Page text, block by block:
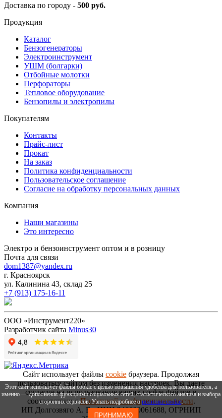
Доставка по городу - 500 руб.
Этот сайт использует файлы cookie с целью повышения удобства для пользователя, а
именно — дополнения функциями социальных сетей, статистического анализа и выбора
сторонних сервисов. Узнать подробнее ополитике cookie.
ПРИНИМАЮ
Продукция
Каталог
Бензогенераторы
Электроинструмент
УШМ (болгарки)
Отбойные молотки
Перфораторы
Тепловое оборудование
Бензопилы и электропилы
Покупателям
Контакты
Прайс-лист
Прокат
На заказ
Политика конфиденциальности
Пользовательское соглашение
Согласие на обработку персональных данных
Компания
Наши магазины
Это интересно
Электро и бензоинструмент оптом и в розницу
Почта для связи
dom1387@yandex.ru
г. Красноярск
ул. Калинина 43, склад 25
+7 (913) 175-16-11
ООО «Инструмент220»
Разработчик сайта Minus30
Сайт использует файлы cookie браузера. Продолжая
пользоваться сайтом без изменения настроек, Вы даете
согласие на использование ваших cookie-файлов в
соответствии сПолитикой конфиденциальности.
ИП Долгозвяго А. В., ИНН 246600061688, ОГРНИП